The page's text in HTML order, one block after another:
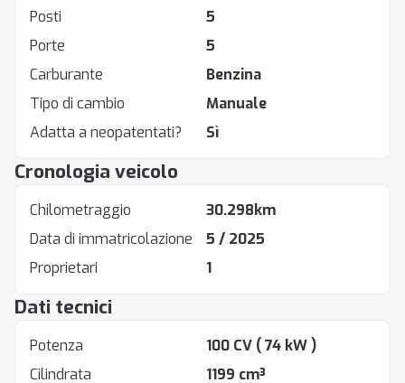
Posti
5
Porte
5
Carburante
Benzina
Tipo di cambio
Manuale
Adatta a neopatentati?
Sì
Cronologia veicolo
Chilometraggio
30.298km
Data di immatricolazione
5 / 2025
Proprietari
1
Dati tecnici
Potenza 100 CV ( 74 kW )
Cilindrata
1199 cm³